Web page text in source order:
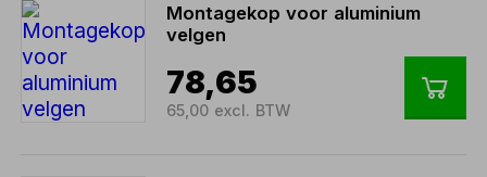
Montagekop voor aluminium
velgen
78,65
65,00 excl. BTW